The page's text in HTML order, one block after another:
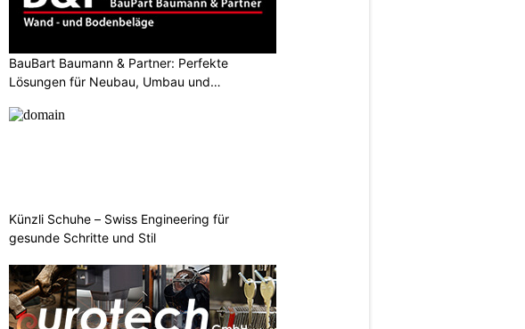
BauBart Baumann & Partner: Perfekte
Lösungen für Neubau, Umbau und
Künzli Schuhe – Swiss Engineering für
gesunde Schritte und Stil